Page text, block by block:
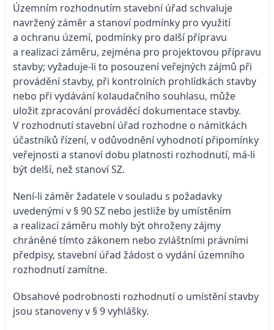
Územním rozhodnutím stavební úřad schvaluje
navržený záměr a stanoví podmínky pro využití
a ochranu území, podmínky pro další přípravu
a realizaci záměru, zejména pro projektovou přípravu
stavby; vyžaduje-li to posouzení veřejných zájmů při
provádění stavby, při kontrolních prohlídkách stavby
nebo při vydávání kolaudačního souhlasu, může
uložit zpracování prováděcí dokumentace stavby.
V rozhodnutí stavební úřad rozhodne o námitkách
účastníků řízení, v odůvodnění vyhodnotí připomínky
veřejnosti a stanoví dobu platnosti rozhodnutí, má-li
být delší, než stanoví SZ.
Není-li záměr žadatele v souladu s požadavky
uvedenými v § 90 SZ nebo jestliže by umístěním
a realizací záměru mohly být ohroženy zájmy
chráněné tímto zákonem nebo zvláštními právními
předpisy, stavební úřad žádost o vydání územního
rozhodnutí zamítne.
Obsahové podrobnosti rozhodnutí o umístění stavby
jsou stanoveny v § 9 vyhlášky.